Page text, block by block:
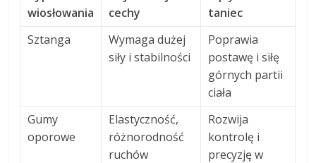
wiosłowania
cechy
taniec
Sztanga
Wymaga dużej
siły i stabilności
Poprawia
postawę i siłę
górnych partii
ciała
Gumy
oporowe
Elastyczność,
różnorodność
ruchów
Rozwija
kontrolę i
precyzję w